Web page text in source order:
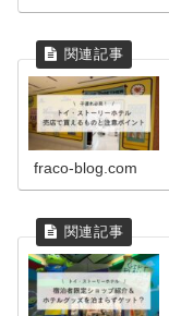
fraco-blog.com